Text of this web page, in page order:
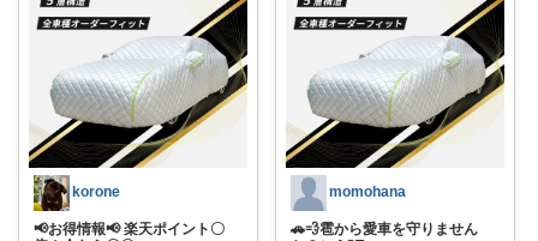
korone
📢お得情報📢 楽天ポイント〇
momohana
🚗💨雹から愛車を守りません